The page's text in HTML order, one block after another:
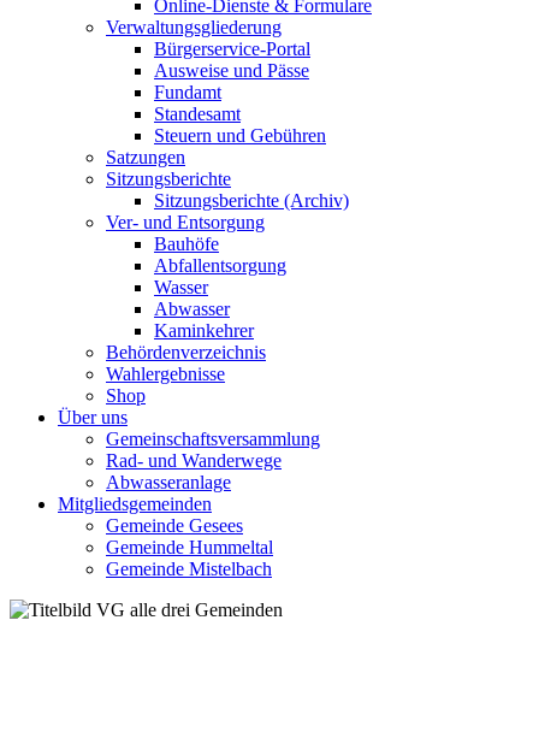
Online-Dienste & Formulare
Verwaltungsgliederung
Bürgerservice-Portal
Ausweise und Pässe
Fundamt
Standesamt
Steuern und Gebühren
Satzungen
Sitzungsberichte
Sitzungsberichte (Archiv)
Ver- und Entsorgung
Bauhöfe
Abfallentsorgung
Wasser
Abwasser
Kaminkehrer
Behördenverzeichnis
Wahlergebnisse
Shop
Über uns
Gemeinschaftsversammlung
Rad- und Wanderwege
Abwasseranlage
Mitgliedsgemeinden
Gemeinde Gesees
Gemeinde Hummeltal
Gemeinde Mistelbach